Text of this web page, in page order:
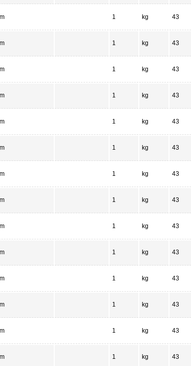
1 kg 43
1 kg 43
1 kg 43
1 kg 43
1 kg 43
1 kg 43
1 kg 43
1 kg 43
1 kg 43
1 kg 43
1 kg 43
1 kg 43
1 kg 43
1 kg 43